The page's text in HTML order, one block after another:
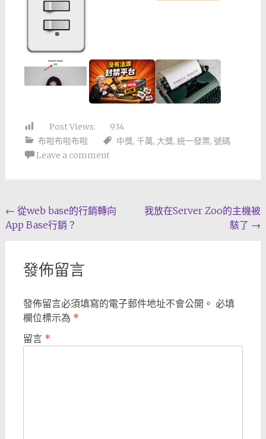
Post Views:
934
布啦布啦布啦
中獎, 千萬, 大獎, 統一發票, 號碼
Leave a comment
Post
navigation
← 從web base的行銷轉向
App Base行銷？
我放在Server Zoo的主機被
駭了 →
發佈留言
發佈留言必須填寫的電子郵件地址不會公開。 必填
欄位標示為 *
留言 *